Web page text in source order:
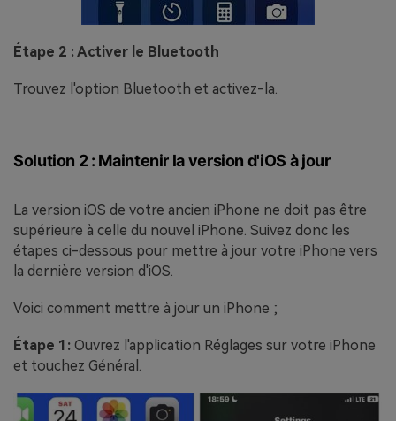
Étape 2 : Activer le Bluetooth
Trouvez l'option Bluetooth et activez-la.
Solution 2 : Maintenir la version d'iOS à jour
La version iOS de votre ancien iPhone ne doit pas être
supérieure à celle du nouvel iPhone. Suivez donc les
étapes ci-dessous pour mettre à jour votre iPhone vers
la dernière version d'iOS.
Voici comment mettre à jour un iPhone ;
Étape 1: Ouvrez l'application Réglages sur votre iPhone
et touchez Général.